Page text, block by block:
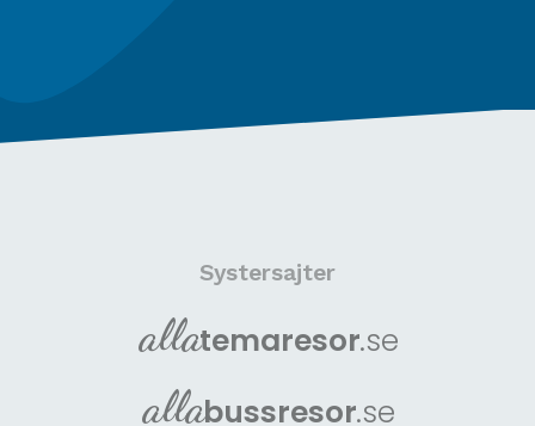
Systersajter
allatemaresor.se
allabussresor.se